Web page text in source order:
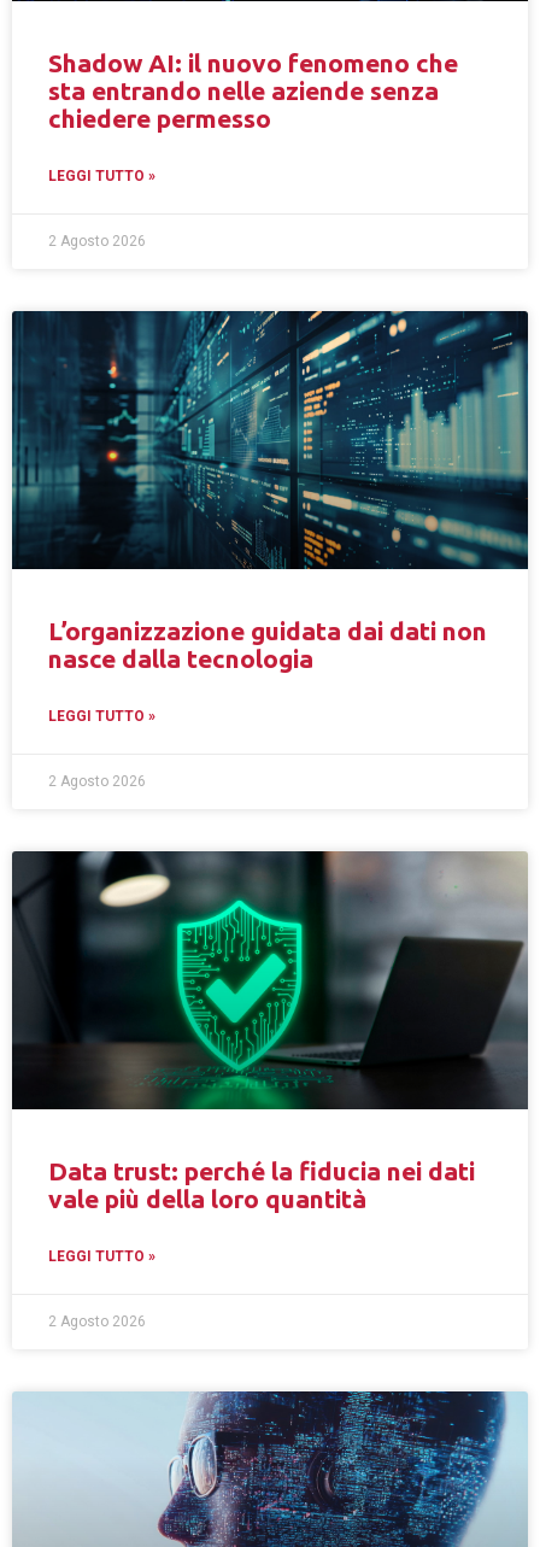
Shadow AI: il nuovo fenomeno che
sta entrando nelle aziende senza
chiedere permesso
LEGGI TUTTO »
2 Agosto 2026
L’organizzazione guidata dai dati non
nasce dalla tecnologia
LEGGI TUTTO »
2 Agosto 2026
Data trust: perché la fiducia nei dati
vale più della loro quantità
LEGGI TUTTO »
2 Agosto 2026